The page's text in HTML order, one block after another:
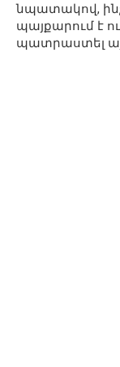
նպատակով,
պայքարում է
պատրաստել